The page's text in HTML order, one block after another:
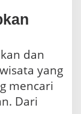
dan
yang
mencari
Dari